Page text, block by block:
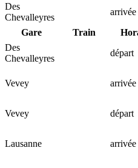
Des
Chevalleyres
arrivée
Gare
Train
Des
Chevalleyres
départ
Vevey arrivée
Vevey départ
Lausanne arrivée